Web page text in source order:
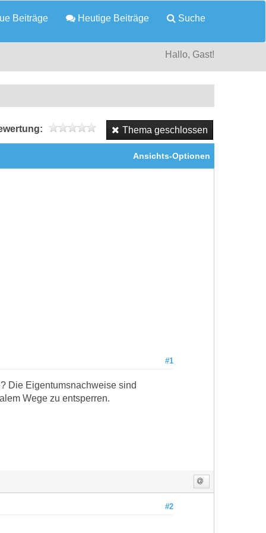
Beiträge Heutige Beiträge Suche
Hallo, Gast!
Thema geschlossen
Ansichts-Optionen
#1
Die Eigentumsnachweise sind
Wege zu entsperren.
#2